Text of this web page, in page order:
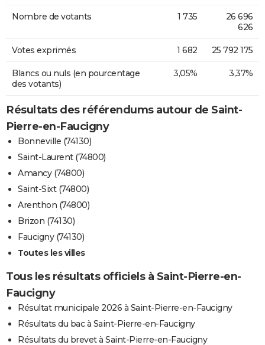
Nombre de votants 1 735
26 696
626
Votes exprimés 1 682 25 792 175
Blancs ou nuls (en pourcentage
des votants)
3,05% 3,37%
Résultats des référendums autour de Saint-
Pierre-en-Faucigny
Bonneville (74130)
Saint-Laurent (74800)
Amancy (74800)
Saint-Sixt (74800)
Arenthon (74800)
Brizon (74130)
Faucigny (74130)
Toutes les villes
Tous les résultats officiels à Saint-Pierre-en-
Faucigny
Résultat municipale 2026 à Saint-Pierre-en-Faucigny
Résultats du bac à Saint-Pierre-en-Faucigny
Résultats du brevet à Saint-Pierre-en-Faucigny